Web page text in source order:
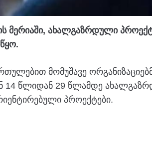
მერიაში, ახალგაზრდული
მომუშავე
14 წლიდან 29 წლამდე
პროექტები.